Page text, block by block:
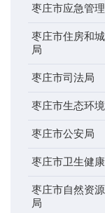
枣庄市应急管
枣庄市住房和
局
枣庄市司法局
枣庄市生态环
枣庄市公安局
枣庄市卫生健
枣庄市自然资
局